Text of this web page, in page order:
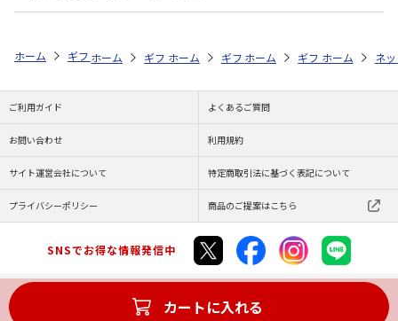
カートに入れる
ホーム ギフトストア お中元・夏ギフト特集 2026 お菓子・スイーツ
ホーム ギフトストア お中元・夏ギフト特集 2026
ホーム ギフトストア お中元・夏ギフト
ホーム ギフトストア お
ホーム ネ
ご利用ガイド よくあるご質問
お問い合わせ 利用規約
サイト運営会社について 特定商取引法に基づく表記について
プライバシーポリシー 商品のご提案はこちら
SNSでお得な情報発信中